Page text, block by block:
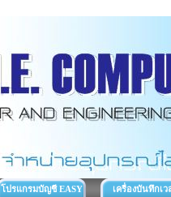
โปรแกรมบัญชี EASY เครื่องบันทึกเว